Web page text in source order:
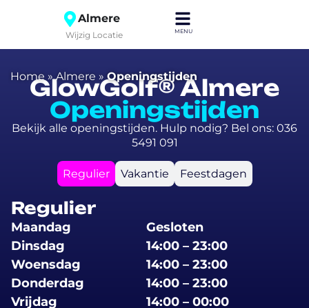
Home »Almere »Openingstijden
Almere
Wijzig Locatie
GlowGolf® Almere
Openingstijden
Bekijk alle openingstijden. Hulp nodig? Bel ons: 036
5491 091
Regulier Vakantie Feestdagen
Regulier
Maandag
Gesloten
Dinsdag
14:00 – 23:00
Woensdag
14:00 – 23:00
Donderdag
14:00 – 23:00
Vrijdag
14:00 – 00:00